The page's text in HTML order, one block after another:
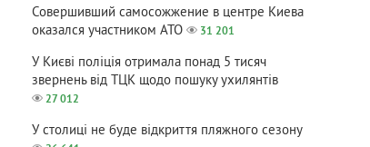
Совершивший самосожжение в центре Киева
оказался участником АТО
31 201
У Києві поліція отримала понад 5 тисяч
звернень від ТЦК щодо пошуку ухилянтів
27 012
У столиці не буде відкриття пляжного сезону